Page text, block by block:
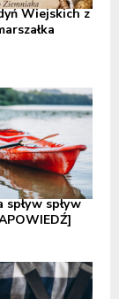
Wiejskich z
spływ spływ